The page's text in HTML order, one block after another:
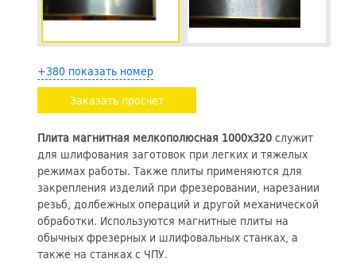
+380 показать номер
Заказать просчет
Плита магнитная мелкополюсная 1000х320служит
для шлифования заготовок при легких и тяжелых
режимах работы. Также плиты применяются для
закрепления изделий при фрезеровании, нарезании
резьб, долбежных операций и другой механической
обработки. Используются магнитные плиты на
обычных фрезерных и шлифовальных станках, а
также на станках с ЧПУ.